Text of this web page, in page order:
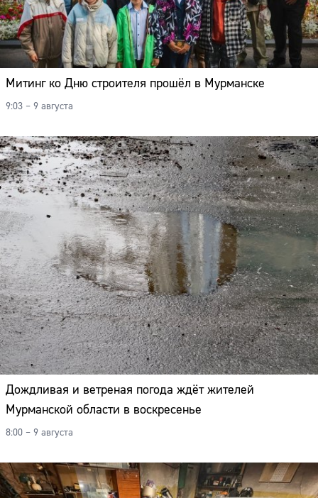
Митинг ко Дню строителя прошёл в Мурманске
9:03 – 9 августа
Дождливая и ветреная погода ждёт жителей
Мурманской области в воскресенье
8:00 – 9 августа